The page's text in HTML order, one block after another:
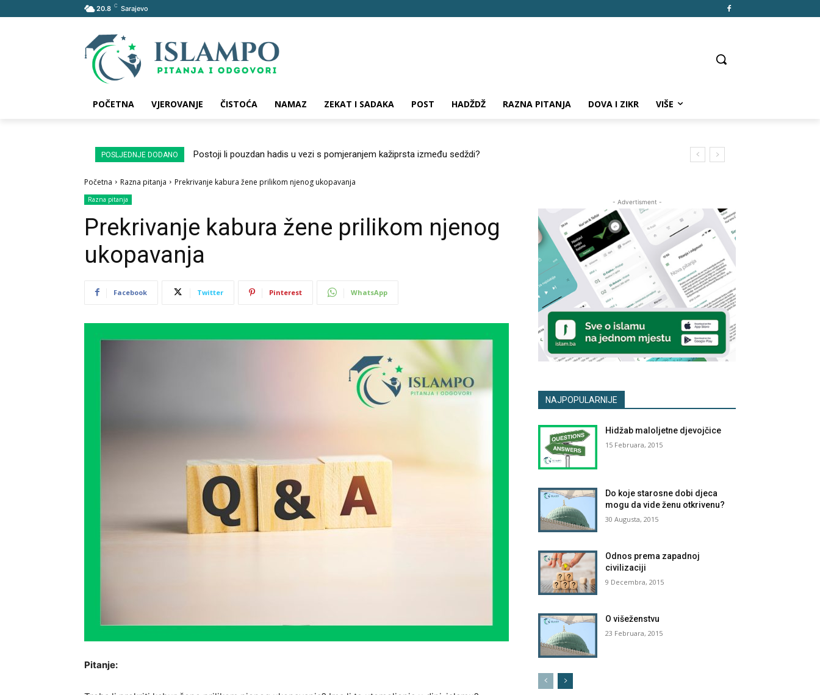
20.8 C Sarajevo
POČETNA VJEROVANJE ČISTOĆA NAMAZ ZEKAT I SADAKA POST HADŽDŽ RAZNA PITANJA DOVA I ZIKR VIŠE
POSLJEDNJE DODANO Postoji li pouzdan hadis u vezi s pomjeranjem kažiprsta između sedždi?
Početna Razna pitanja Prekrivanje kabura žene prilikom njenog ukopavanja
Razna pitanja
Prekrivanje kabura žene prilikom njenog
ukopavanja
Facebook Twitter Pinterest WhatsApp
Pitanje:
- Advertisment -
NAJPOPULARNIJE
Hidžab maloljetne djevojčice
15 Februara, 2015
Do koje starosne dobi djeca
mogu da vide ženu otkrivenu?
30 Augusta, 2015
Odnos prema zapadnoj
civilizaciji
9 Decembra, 2015
O višeženstvu
23 Februara, 2015